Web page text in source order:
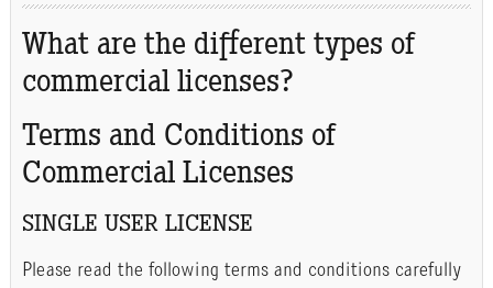
What are the different types of
commercial licenses?
Terms and Conditions of
Commercial Licenses
SINGLE USER LICENSE
Please read the following terms and conditions carefully